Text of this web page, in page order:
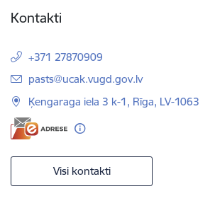
Kontakti
+371 27870909
E-pasts:
pasts@ucak.vugd.gov.lv
Ķengaraga iela 3 k-1, Rīga, LV-1063
Visi kontakti